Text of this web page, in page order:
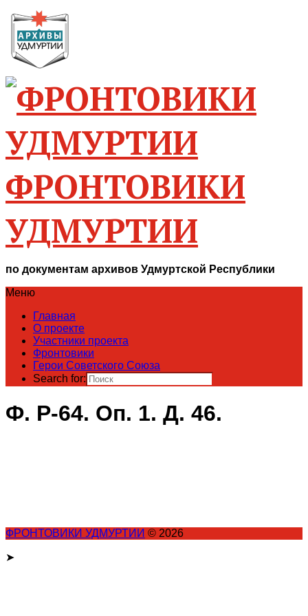
ФРОНТОВИКИ
УДМУРТИИ
по документам архивов Удмуртской Республики
Меню
Главная
О проекте
Участники проекта
Фронтовики
Герои Советского Союза
Search for:
Ф. Р-64. Оп. 1. Д. 46.
ФРОНТОВИКИ УДМУРТИИ © 2026
➤